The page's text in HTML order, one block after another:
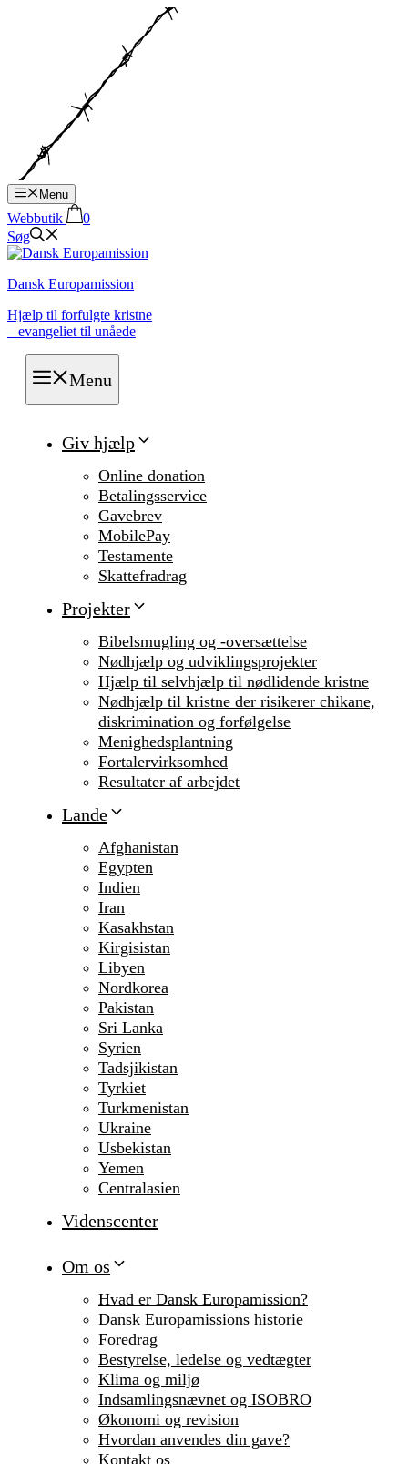
Menu
Webbutik
0
Søg
Dansk Europamission
Hjælp til forfulgte kristne
– evangeliet til unåede
Menu
Giv hjælp
Online donation
Betalingsservice
Gavebrev
MobilePay
Testamente
Skattefradrag
Projekter
Bibelsmugling og -oversættelse
Nødhjælp og udviklingsprojekter
Hjælp til selvhjælp til nødlidende kristne
Nødhjælp til kristne der risikerer chikane,
diskrimination og forfølgelse
Menighedsplantning
Fortalervirksomhed
Resultater af arbejdet
Lande
Afghanistan
Egypten
Indien
Iran
Kasakhstan
Kirgisistan
Libyen
Nordkorea
Pakistan
Sri Lanka
Syrien
Tadsjikistan
Tyrkiet
Turkmenistan
Ukraine
Usbekistan
Yemen
Centralasien
Videnscenter
Om os
Hvad er Dansk Europamission?
Dansk Europamissions historie
Foredrag
Bestyrelse, ledelse og vedtægter
Klima og miljø
Indsamlingsnævnet og ISOBRO
Økonomi og revision
Hvordan anvendes din gave?
Kontakt os